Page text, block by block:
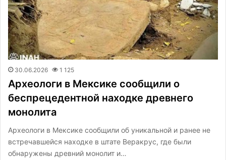
30.06.2026 1 125
Археологи в Мексике сообщили о
беспрецедентной находке древнего
монолита
Археологи в Мексике сообщили об уникальной и ранее не
встречавшейся находке в штате Веракрус, где были
обнаружены древний монолит и…